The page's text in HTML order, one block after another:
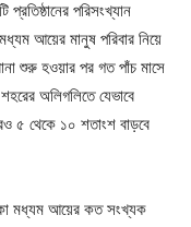
পরিসংখ্যান
আয়ের মানুষ পরিবার নিয়ে
শুরু হওয়ার পর গত পাঁচ মাসে
অলিগলিতে যেভাবে
৫ থেকে ১০ শতাংশ বাড়বে
মধ্যম আয়ের কত সংখ্যক